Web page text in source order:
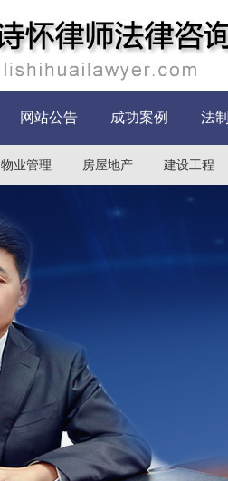
网站公告 成功案例 法
物业管理 房屋地产 建设工程